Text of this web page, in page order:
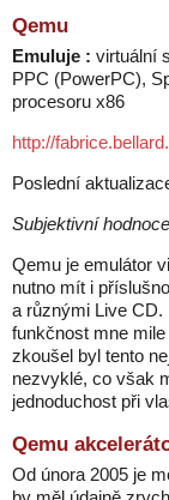
Qemu
Emuluje : virtuální
PPC (PowerPC),
procesoru x86
http://
Poslední
Subjektivní
Qemu je emulátor
nutno mít i
a různými Live CD.
funkčnost mne
zkoušel byl tento
nezvyklé, co však
jednoduchost při
Qemu
Od února 2005 je